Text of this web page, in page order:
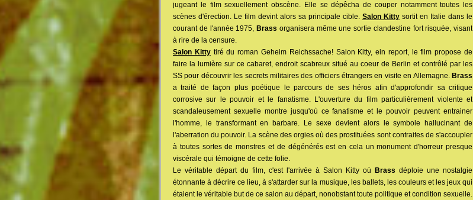
jugeant le film sexuellement obscène. Elle se dépêcha de couper notamment toutes les
scènes d'érection. Le film devint alors sa principale cible. Salon Kitty sortit en Italie dans le
courant de l'année 1975, Brass organisera même une sortie clandestine fort risquée, visant
à rire de la censure.
Salon Kittytiré du roman Geheim Reichssache! Salon Kitty, ein report, le film propose de
faire la lumière sur ce cabaret, endroit scabreux situé au coeur de Berlin et contrôlé par les
SS pour découvrir les secrets militaires des officiers étrangers en visite en Allemagne. Brass
a traité de façon plus poétique le parcours de ses héros afin d'approfondir sa critique
corrosive sur le pouvoir et le fanatisme. L'ouverture du film particulièrement violente et
scandaleusement sexuelle montre jusqu'où ce fanatisme et le pouvoir peuvent entrainer
l'homme, le transformant en barbare. Le sexe devient alors le symbole hallucinant de
l'aberration du pouvoir. La scène des orgies où des prostituées sont contraites de s'accoupler
à toutes sortes de monstres et de dégénérés est en cela un monument d'horreur presque
viscérale qui témoigne de cette folie.
Le véritable départ du film, c'est l'arrivée à Salon Kitty où
Brass déploie une nostalgie
étonnante à décrire ce lieu, à s'attarder sur la musique, les ballets, les couleurs et les jeux qui
étaient le véritable but de ce salon au départ, nonobstant toute politique et condition sexuelle.